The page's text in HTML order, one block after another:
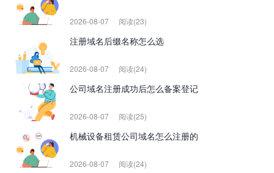
2026-08-07 阅读(23)
注册域名后缀名称怎么选
2026-08-07 阅读(24)
公司域名注册成功后怎么备案登记
2026-08-07 阅读(25)
机械设备租赁公司域名怎么注册的
2026-08-07 阅读(24)